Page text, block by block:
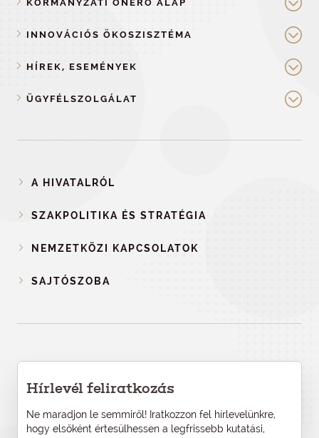
KORMÁNYZATI ÖNERŐ ALAP
INNOVÁCIÓS ÖKOSZISZTÉMA
HÍREK, ESEMÉNYEK
ÜGYFÉLSZOLGÁLAT
A HIVATALRÓL
SZAKPOLITIKA ÉS STRATÉGIA
NEMZETKÖZI KAPCSOLATOK
SAJTÓSZOBA
Hírlevél feliratkozás
Ne maradjon le semmiről! Iratkozzon fel hírlevelünkre,
hogy elsőként értesülhessen a legfrissebb kutatási,